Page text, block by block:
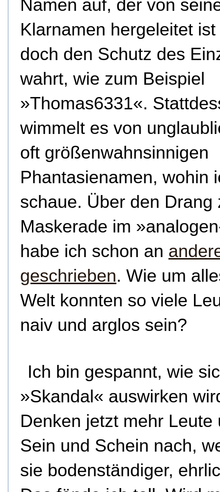
Namen auf, der von
Klarnamen hergeleitet
doch den Schutz des
wahrt, wie zum Beispiel
»Thomas6331«.
wimmelt es von
oft größenwahnsinnigen
Phantasienamen, wohin
schaue. Über den Drang
Maskerade im
habe ich schon an
geschrieben. Wie um
Welt konnten so viele
naiv und arglos sein?
Ich bin gespannt, wie
»Skandal« auswirken
Denken jetzt mehr Leute
Sein und Schein nach,
sie bodenständiger,